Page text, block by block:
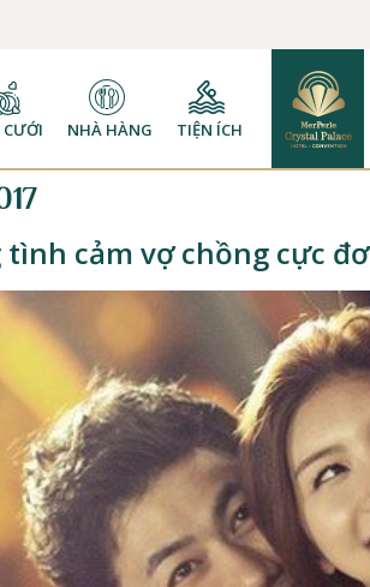
CƯỚI NHÀ HÀNG TIỆN ÍCH
tình cảm vợ chồng cực